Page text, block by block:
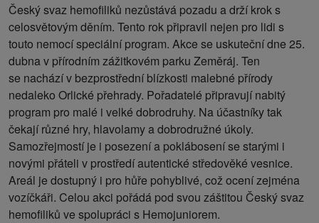
Český svaz hemofiliků nezůstává pozadu a drží krok s
celosvětovým děním. Tento rok připravil nejen pro lidi s
touto nemocí speciální program. Akce se uskuteční dne 25.
dubna v přírodním zážitkovém parku Zeměráj. Ten
se nachází v bezprostřední blízkosti malebné přírody
nedaleko Orlické přehrady. Pořadatelé připravují nabitý
program pro malé i velké dobrodruhy. Na účastníky tak
čekají různé hry, hlavolamy a dobrodružné úkoly.
Samozřejmostí je i posezení a poklábosení se starými i
novými přáteli v prostředí autentické středověké vesnice.
Areál je dostupný i pro hůře pohyblivé, což ocení zejména
vozíčkáři. Celou akci pořádá pod svou záštitou Český svaz
hemofiliků ve spolupráci s Hemojuniorem.